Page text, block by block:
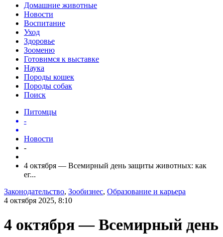
Домашние животные
Новости
Воспитание
Уход
Здоровье
Зооменю
Готовимся к выставке
Наука
Породы кошек
Породы собак
Поиск
Питомцы
-
Новости
-
4 октября — Всемирный день защиты животных: как
ег...
Законодательство, Зообизнес, Образование и карьера
4 октября 2025, 8:10
4 октября — Всемирный день